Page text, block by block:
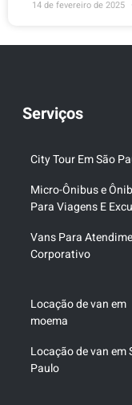
14 de fevereiro de 2025
Serviços
City Tour Em São
Micro-Ônibus e
Para Viagens E
Vans Para
Corporativo
Locação de van em
moema
Locação de van em
Paulo